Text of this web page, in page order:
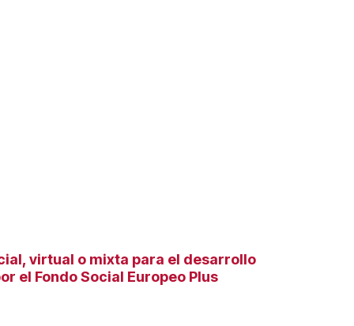
virtual o mixta para el desarrollo
el Fondo Social Europeo Plus